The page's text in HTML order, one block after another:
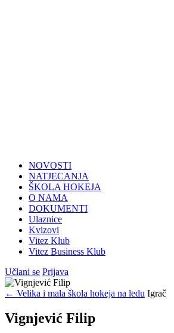
NOVOSTI
NATJECANJA
ŠKOLA HOKEJA
O NAMA
DOKUMENTI
Ulaznice
Kvizovi
Vitez Klub
Vitez Business Klub
Učlani se Prijava
← Velika i mala škola hokeja na ledu Igrač
Vignjević Filip